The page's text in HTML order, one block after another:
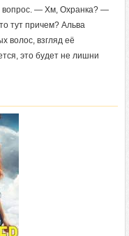
вопрос. — Хм, Охранка? —
тут причем? Альва
волос, взгляд её
это будет не лишни